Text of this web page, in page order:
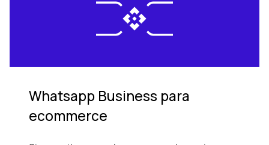
Whatsapp Business para
ecommerce